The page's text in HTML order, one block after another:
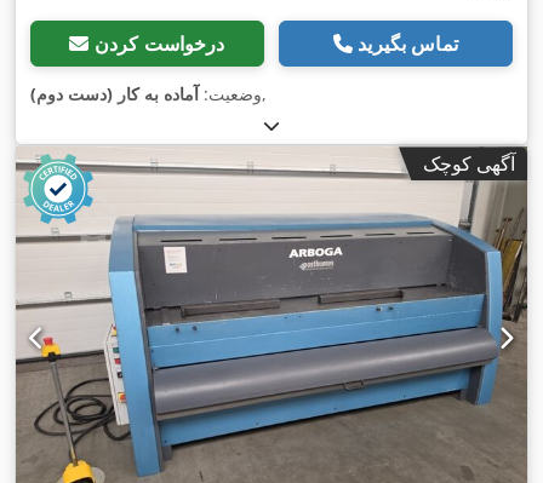
درخواست کردن تماس بگیرید
وضعیت: آماده به کار (دست دوم) ,
آگهی کوچک